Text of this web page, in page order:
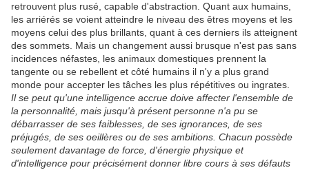
retrouvent plus rusé, capable d'abstraction. Quant aux humains,
les arriérés se voient atteindre le niveau des êtres moyens et les
moyens celui des plus brillants, quant à ces derniers ils atteignent
des sommets. Mais un changement aussi brusque n'est pas sans
incidences néfastes, les animaux domestiques prennent la
tangente ou se rebellent et côté humains il n'y a plus grand
monde pour accepter les tâches les plus répétitives ou ingrates.
Il se peut qu'une intelligence accrue doive affecter l'ensemble de
la personnalité, mais jusqu'à présent personne n'a pu se
débarrasser de ses faiblesses, de ses ignorances, de ses
préjugés, de ses oeillères ou de ses ambitions. Chacun possède
seulement davantage de force, d'énergie physique et
d'intelligence pour précisément donner libre cours à ses défauts